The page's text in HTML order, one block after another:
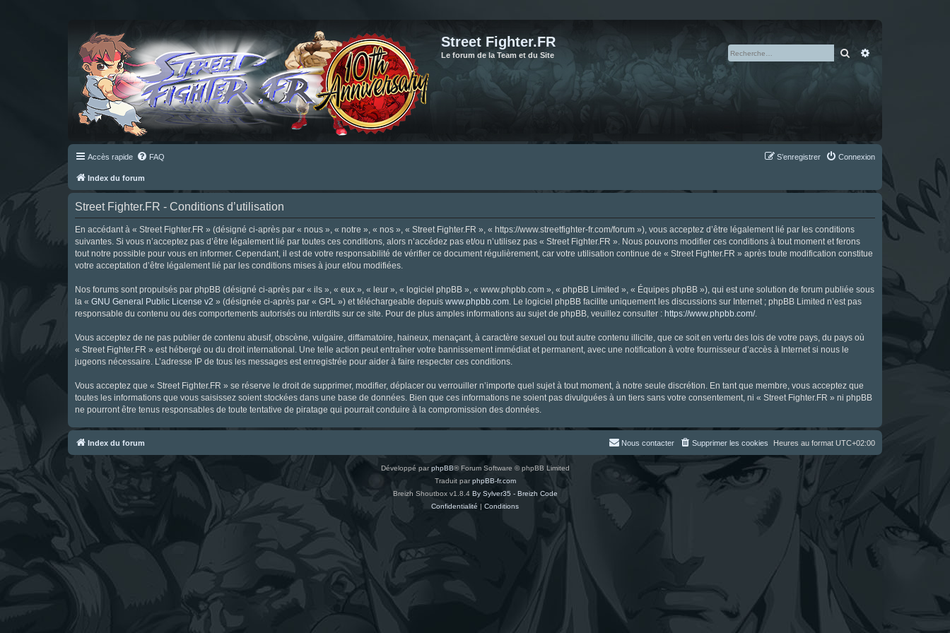
Street Fighter.FR
Le forum de la Team et du Site Rechercher
Accès rapide FAQ Connexion
S’enregistrer
Index du forum
Street Fighter.FR - Conditions d’utilisation
En accédant à « Street Fighter.FR » (désigné ci-après par « nous », « notre », « nos », « Street Fighter.FR », « https://www.streetfighter-fr.com/forum »), vous acceptez d’être légalement lié par les conditions
suivantes. Si vous n’acceptez pas d’être légalement lié par toutes ces conditions, alors n’accédez pas et/ou n’utilisez pas « Street Fighter.FR ». Nous pouvons modifier ces conditions à tout moment et ferons
tout notre possible pour vous en informer. Cependant, il est de votre responsabilité de vérifier ce document régulièrement, car votre utilisation continue de « Street Fighter.FR » après toute modification constitue
votre acceptation d’être légalement lié par les conditions mises à jour et/ou modifiées.
Nos forums sont propulsés par phpBB (désigné ci-après par « ils », « eux », « leur », « logiciel phpBB », « www.phpbb.com », « phpBB Limited », « Équipes phpBB »), qui est une solution de forum publiée sous
la « GNU General Public License v2 » (désignée ci-après par « GPL ») et téléchargeable depuis www.phpbb.com. Le logiciel phpBB facilite uniquement les discussions sur Internet ; phpBB Limited n’est pas
responsable du contenu ou des comportements autorisés ou interdits sur ce site. Pour de plus amples informations au sujet de phpBB, veuillez consulter : https://www.phpbb.com/.
Vous acceptez de ne pas publier de contenu abusif, obscène, vulgaire, diffamatoire, haineux, menaçant, à caractère sexuel ou tout autre contenu illicite, que ce soit en vertu des lois de votre pays, du pays où
« Street Fighter.FR » est hébergé ou du droit international. Une telle action peut entraîner votre bannissement immédiat et permanent, avec une notification à votre fournisseur d’accès à Internet si nous le
jugeons nécessaire. L’adresse IP de tous les messages est enregistrée pour aider à faire respecter ces conditions.
Vous acceptez que « Street Fighter.FR » se réserve le droit de supprimer, modifier, déplacer ou verrouiller n’importe quel sujet à tout moment, à notre seule discrétion. En tant que membre, vous acceptez que
toutes les informations que vous saisissez soient stockées dans une base de données. Bien que ces informations ne soient pas divulguées à un tiers sans votre consentement, ni « Street Fighter.FR » ni phpBB
ne pourront être tenus responsables de toute tentative de piratage qui pourrait conduire à la compromission des données.
Index du forum Heures au format UTC+02:00
Supprimer les cookies
Nous contacter
Développé parphpBB® Forum Software © phpBB Limited
Traduit par phpBB-fr.com
Breizh Shoutbox v1.8.4 By Sylver35 - Breizh Code
Confidentialité | Conditions